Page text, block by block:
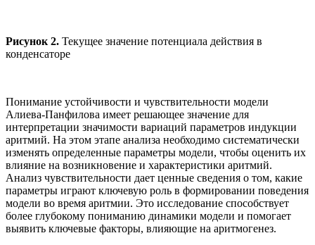
Рисунок 2. Текущее значение потенциала действия в
конденсаторе
Понимание устойчивости и чувствительности модели
Алиева-Панфилова имеет решающее значение для
интерпретации значимости вариаций параметров индукции
аритмий. На этом этапе анализа необходимо систематически
изменять определенные параметры модели, чтобы оценить их
влияние на возникновение и характеристики аритмий.
Анализ чувствительности дает ценные сведения о том, какие
параметры играют ключевую роль в формировании поведения
модели во время аритмии. Это исследование способствует
более глубокому пониманию динамики модели и помогает
выявить ключевые факторы, влияющие на аритмогенез.